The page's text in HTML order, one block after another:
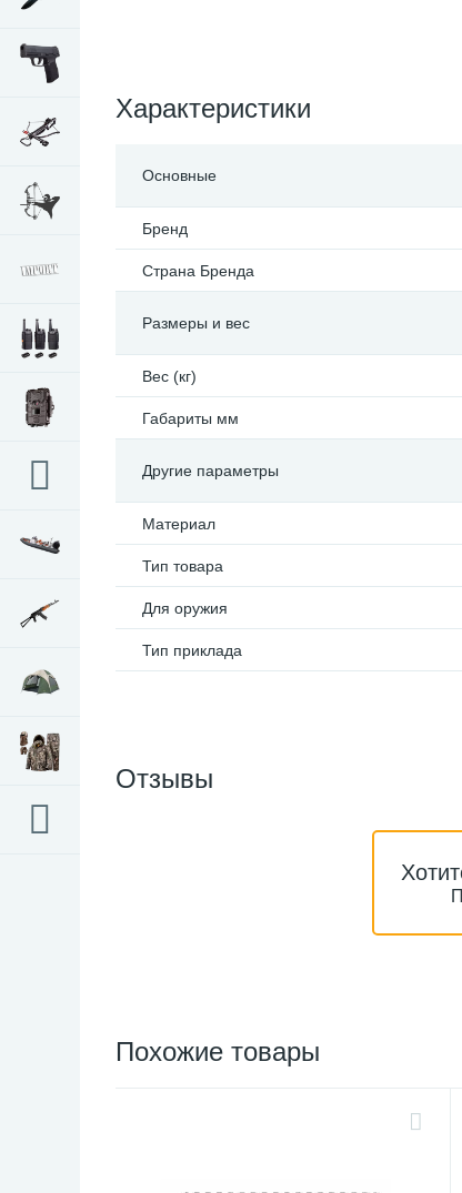
Характеристики
Основные
Бренд
Страна Бренда
Размеры и вес
Вес (кг)
Габариты мм
Другие параметры
Материал
Тип товара
Для оружия
Тип приклада
Отзывы
Похожие товары